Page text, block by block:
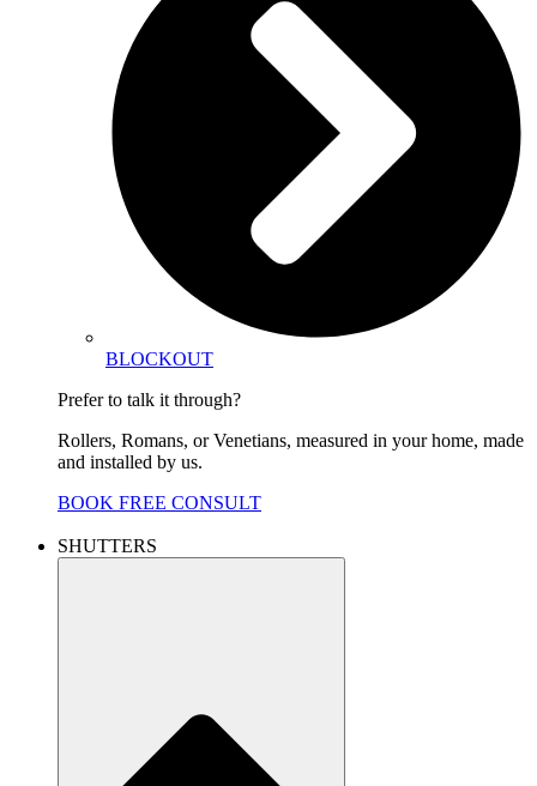
BLOCKOUT
Prefer to talk it through?
Rollers, Romans, or Venetians, measured in your home, made
and installed by us.
BOOK FREE CONSULT
SHUTTERS